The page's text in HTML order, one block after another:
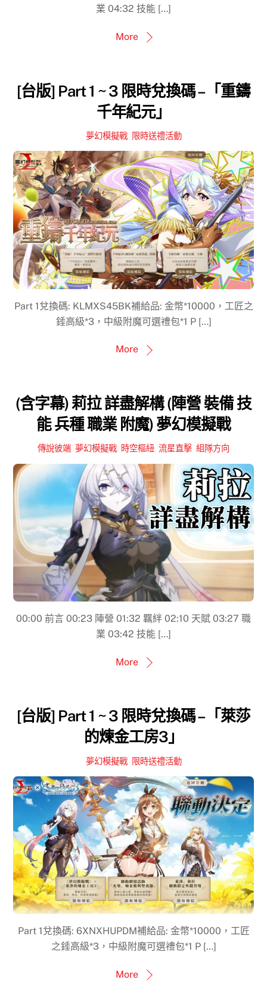
業 04:32 技能 […]
More
[台版] Part 1 ~ 3 限時兌換碼 –「重鑄
千年紀元」
夢幻模擬戰, 限時送禮活動
Part 1兌換碼: KLMXS45BK補給品: 金幣*10000，工匠之
錘高級*3，中級附魔可選禮包*1 P […]
More
(含字幕) 莉拉 詳盡解構 (陣營 裝備 技
能 兵種 職業 附魔) 夢幻模擬戰
傳說彼端 夢幻模擬戰 時空樞紐 流星直擊 組隊方向
00:00​ 前言 00:23 陣營 01:32 羈絆 02:10 天賦 03:27 職
業 03:42 技能 […]
More
[台版] Part 1 ~ 3 限時兌換碼 –「萊莎
的煉金工房3」
夢幻模擬戰, 限時送禮活動
Part 1兌換碼: 6XNXHUPDM補給品: 金幣*10000，工匠
之錘高級*3，中級附魔可選禮包*1 P […]
More